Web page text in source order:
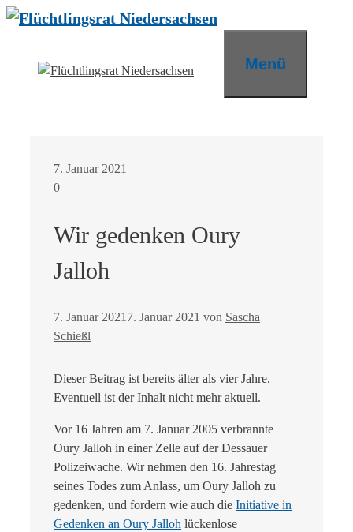
Zum
Menü
7. Januar 2021
0
Wir gedenken Oury
Jalloh
7. Januar 2021 7. Januar 2021 von Sascha
Schießl
Dieser Beitrag ist bereits älter als vier Jahre.
Eventuell ist der Inhalt nicht mehr aktuell.
Vor 16 Jahren am 7. Januar 2005 verbrannte
Oury Jalloh in einer Zelle auf der Dessauer
Polizeiwache. Wir nehmen den 16. Jahrestag
seines Todes zum Anlass, um Oury Jalloh zu
gedenken, und fordern wie auch die Initiative in
Gedenken an Oury Jalloh lückenlose